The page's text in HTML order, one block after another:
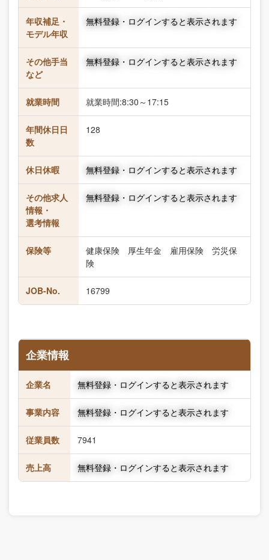
年収補足・
モデル年収
無料登録・ログインすると表示されます
その他手当
など
無料登録・ログインすると表示されます
就業時間 就業時間:8:30～17:15
年間休日日
数
128
休日休暇 無料登録・ログインすると表示されます
その他求人
情報・
選考情報
無料登録・ログインすると表示されます
保険等
健康保険 厚生年金 雇用保険 労災保
険
JOB-No. 16799
企業情報
企業名 無料登録・ログインすると表示されます
事業内容 無料登録・ログインすると表示されます
従業員数 7941
売上高 無料登録・ログインすると表示されます